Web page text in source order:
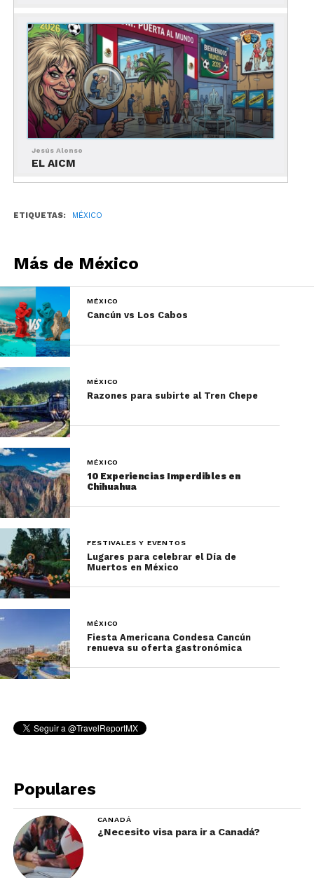
contra diferentes acciones del gobierno.
Jesús Alonso
EL AICM
ETIQUETAS: MÉXICO
Más de México
MÉXICO
Cancún vs Los Cabos
MÉXICO
Razones para subirte al Tren Chepe
MÉXICO
10 Experiencias Imperdibles en
Chihuahua
FESTIVALES Y EVENTOS
Lugares para celebrar el Día de
Muertos en México
MÉXICO
Fiesta Americana Condesa Cancún
renueva su oferta gastronómica
Populares
CANADÁ
¿Necesito visa para ir a Canadá?